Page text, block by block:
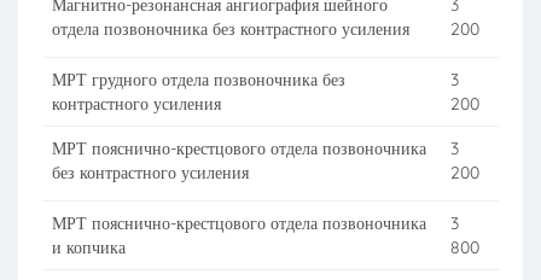
Магнитно-резонансная ангиография шейного
отдела позвоночника без контрастного усиления
3
200
МРТ грудного отдела позвоночника без
контрастного усиления
3
200
МРТ пояснично-крестцового отдела позвоночника
без контрастного усиления
3
200
МРТ пояснично-крестцового отдела позвоночника
и копчика
3
800